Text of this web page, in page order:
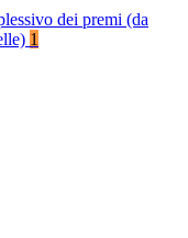
dei premi (da
1